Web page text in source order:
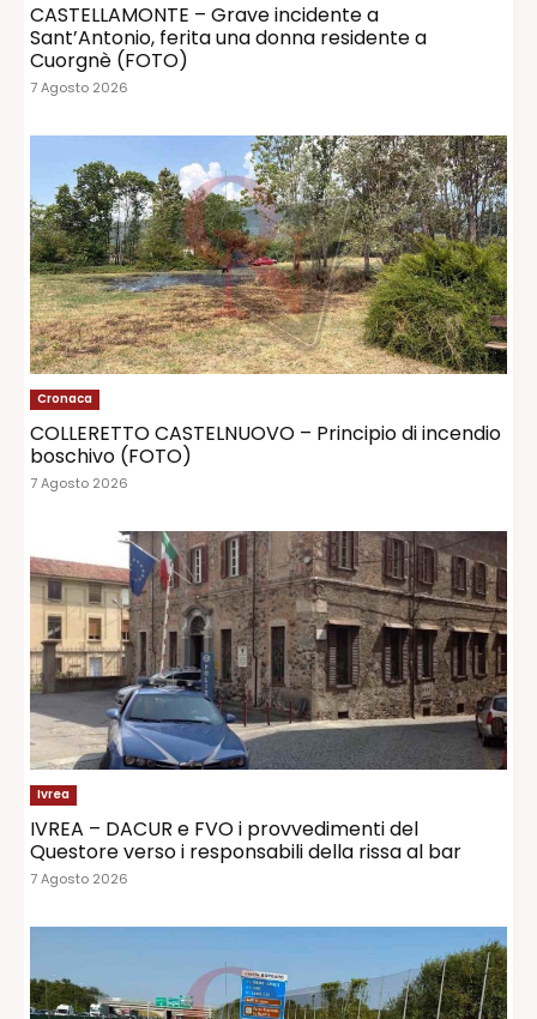
CASTELLAMONTE – Grave incidente a
Sant’Antonio, ferita una donna residente a
Cuorgnè (FOTO)
7 Agosto 2026
Cronaca
COLLERETTO CASTELNUOVO – Principio di incendio
boschivo (FOTO)
7 Agosto 2026
Ivrea
IVREA – DACUR e FVO i provvedimenti del
Questore verso i responsabili della rissa al bar
7 Agosto 2026